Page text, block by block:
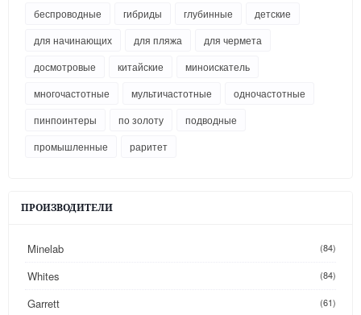
беспроводные
гибриды глубинные
детские
для начинающих
для пляжа
для чермета
досмотровые
китайские
миноискатель
многочастотные
мультичастотные
одночастотные
пинпоинтеры
по золоту
подводные
промышленные
раритет
ПРОИЗВОДИТЕЛИ
Minelab (84)
Whites (84)
Garrett (61)